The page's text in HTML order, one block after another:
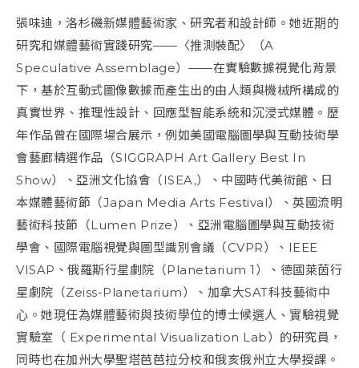
張味迪，洛杉磯新媒體藝術家、研究者和設計師。她近期的
研究和媒體藝術實踐研究——〈推測裝配〉（A
Speculative Assemblage）——在實驗數據視覺化背景
下，基於互動式圖像數據而產生出的由人類與機械所構成的
真實世界、推理性設計、回應型智能系統和沉浸式媒體。歷
年作品曾在國際場合展示，例如美國電腦圖學與互動技術學
會藝廊精選作品（SIGGRAPH Art Gallery Best In
Show）、亞洲文化協會（ISEA,）、中國時代美術館、日
本媒體藝術節（Japan Media Arts Festival）、英國流明
藝術科技節（Lumen Prize）、亞洲電腦圖學與互動技術
學會、國際電腦視覺與圖型識別會議（CVPR）、IEEE
VISAP、俄羅斯行星劇院（Planetarium 1）、德國萊茵行
星劇院（Zeiss-Planetarium）、加拿大SAT科技藝術中
心。她現任為媒體藝術與技術學位的博士候選人、實驗視覺
實驗室（ Experimental Visualization Lab）的研究員，
同時也在加州大學聖塔芭芭拉分校和俄亥俄州立大學授課。